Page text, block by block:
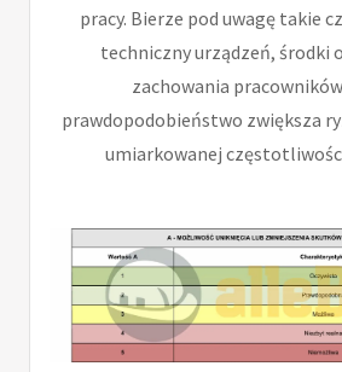
pracy. Bierze pod uwagę takie
techniczny urządzeń, środki
zachowania
prawdopodobieństwo zwiększa
umiarkowanej